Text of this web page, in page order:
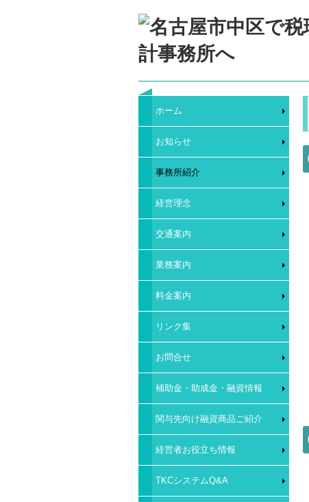
ホーム
お知らせ
事務所紹介
経営理念
交通案内
業務案内
料金案内
リンク集
お問合せ
補助金・助成金・融資情報
関与先向け融資商品ご紹介
経営者お役立ち情報
TKCシステムQ&A